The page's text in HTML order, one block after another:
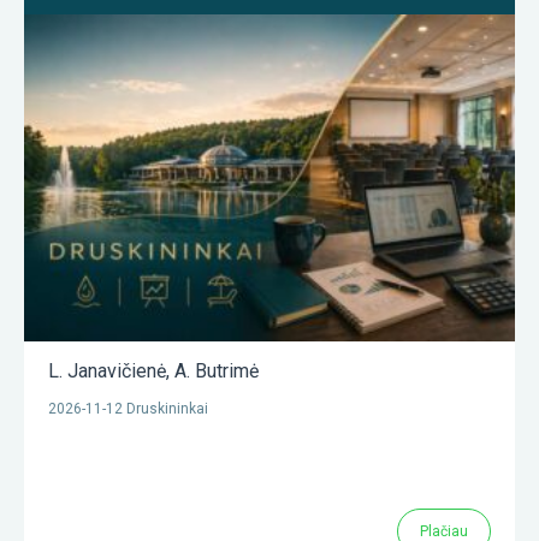
L. Janavičienė, A. Butrimė
2026-11-12 Druskininkai
Plačiau